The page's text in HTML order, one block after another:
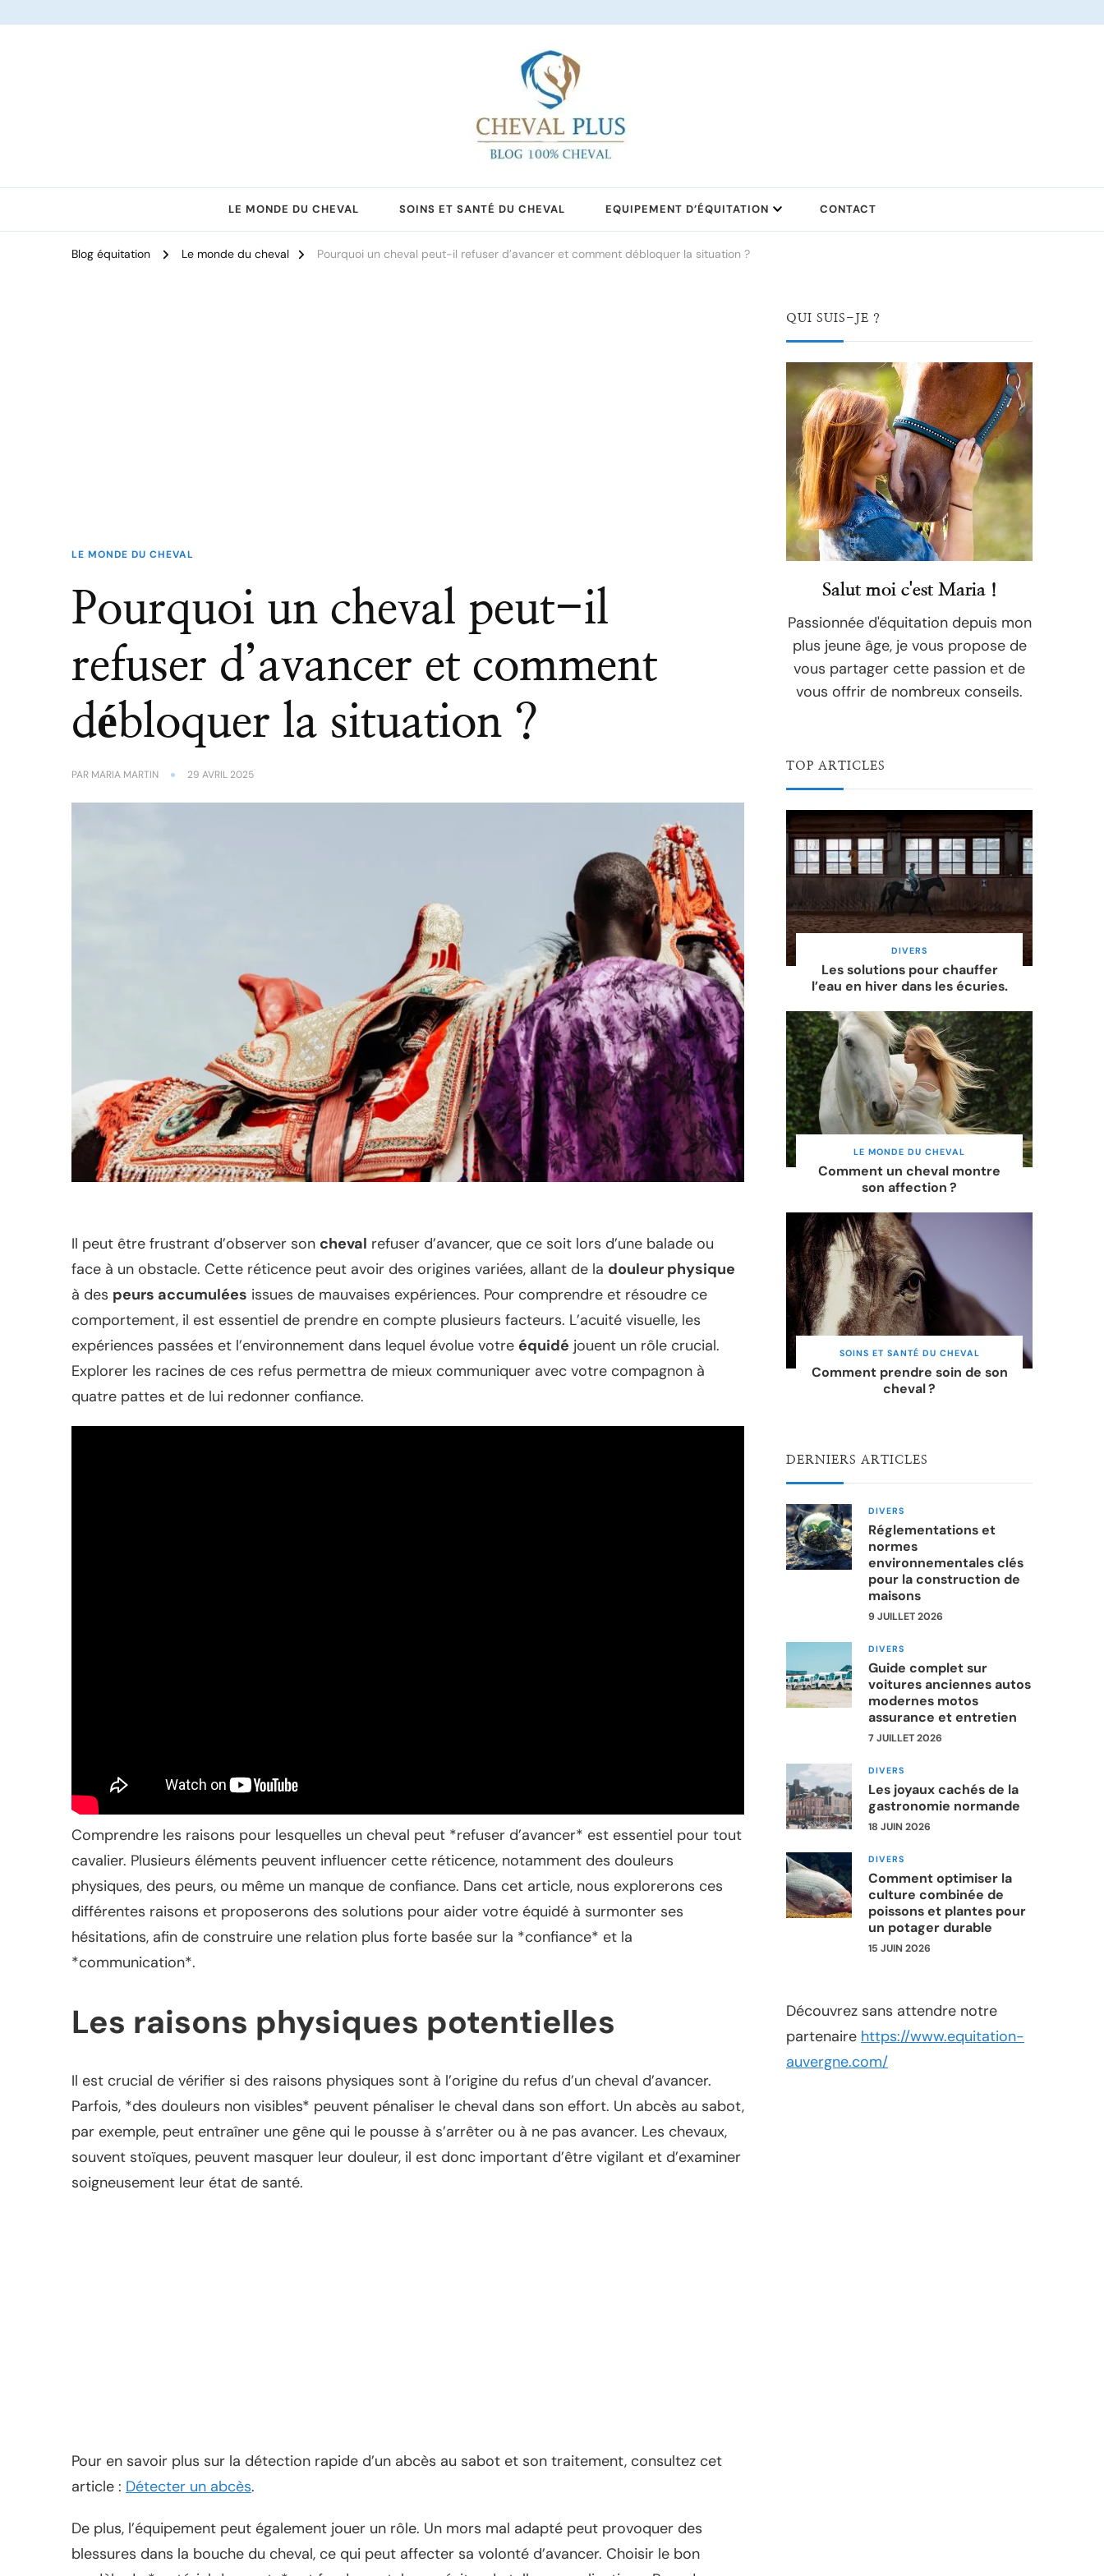
LE MONDE DU CHEVAL SOINS ET SANTÉ DU CHEVAL EQUIPEMENT D’ÉQUITATION CONTACT
Blog équitation Le monde du cheval Pourquoi un cheval peut-il refuser d’avancer et comment débloquer la situation ?
LE MONDE DU CHEVAL
Pourquoi un cheval peut-il
refuser d’avancer et comment
débloquer la situation ?
PAR MARIA MARTIN 29 AVRIL 2025
Il peut être frustrant d’observer son cheval refuser d’avancer, que ce soit lors d’une balade ou
face à un obstacle. Cette réticence peut avoir des origines variées, allant de la douleur physique
à des peurs accumulées issues de mauvaises expériences. Pour comprendre et résoudre ce
comportement, il est essentiel de prendre en compte plusieurs facteurs. L’acuité visuelle, les
expériences passées et l’environnement dans lequel évolue votre équidé jouent un rôle crucial.
Explorer les racines de ces refus permettra de mieux communiquer avec votre compagnon à
quatre pattes et de lui redonner confiance.
Comprendre les raisons pour lesquelles un cheval peut *refuser d’avancer* est essentiel pour tout
cavalier. Plusieurs éléments peuvent influencer cette réticence, notamment des douleurs
physiques, des peurs, ou même un manque de confiance. Dans cet article, nous explorerons ces
différentes raisons et proposerons des solutions pour aider votre équidé à surmonter ses
hésitations, afin de construire une relation plus forte basée sur la *confiance* et la
*communication*.
Les raisons physiques potentielles
Il est crucial de vérifier si des raisons physiques sont à l’origine du refus d’un cheval d’avancer.
Parfois, *des douleurs non visibles* peuvent pénaliser le cheval dans son effort. Un abcès au sabot,
par exemple, peut entraîner une gêne qui le pousse à s’arrêter ou à ne pas avancer. Les chevaux,
souvent stoïques, peuvent masquer leur douleur, il est donc important d’être vigilant et d’examiner
soigneusement leur état de santé.
Pour en savoir plus sur la détection rapide d’un abcès au sabot et son traitement, consultez cet
article : Détecter un abcès.
De plus, l’équipement peut également jouer un rôle. Un mors mal adapté peut provoquer des
blessures dans la bouche du cheval, ce qui peut affecter sa volonté d’avancer. Choisir le bon
QUI SUIS-JE ?
Salut moi c'est Maria !
Passionnée d'équitation depuis mon
plus jeune âge, je vous propose de
vous partager cette passion et de
vous offrir de nombreux conseils.
TOP ARTICLES
DIVERS
Les solutions pour chauffer
l’eau en hiver dans les écuries.
LE MONDE DU CHEVAL
Comment un cheval montre
son affection ?
SOINS ET SANTÉ DU CHEVAL
Comment prendre soin de son
cheval ?
DERNIERS ARTICLES
DIVERS
Réglementations et
normes
environnementales clés
pour la construction de
maisons
9 JUILLET 2026
DIVERS
Guide complet sur
voitures anciennes autos
modernes motos
assurance et entretien
7 JUILLET 2026
DIVERS
Les joyaux cachés de la
gastronomie normande
18 JUIN 2026
DIVERS
Comment optimiser la
culture combinée de
poissons et plantes pour
un potager durable
15 JUIN 2026
Découvrez sans attendre notre
partenaire https://www.equitation-
auvergne.com/